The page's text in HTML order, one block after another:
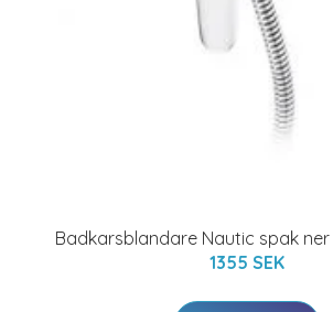
Badkarsblandare Nautic spak
1355 SEK